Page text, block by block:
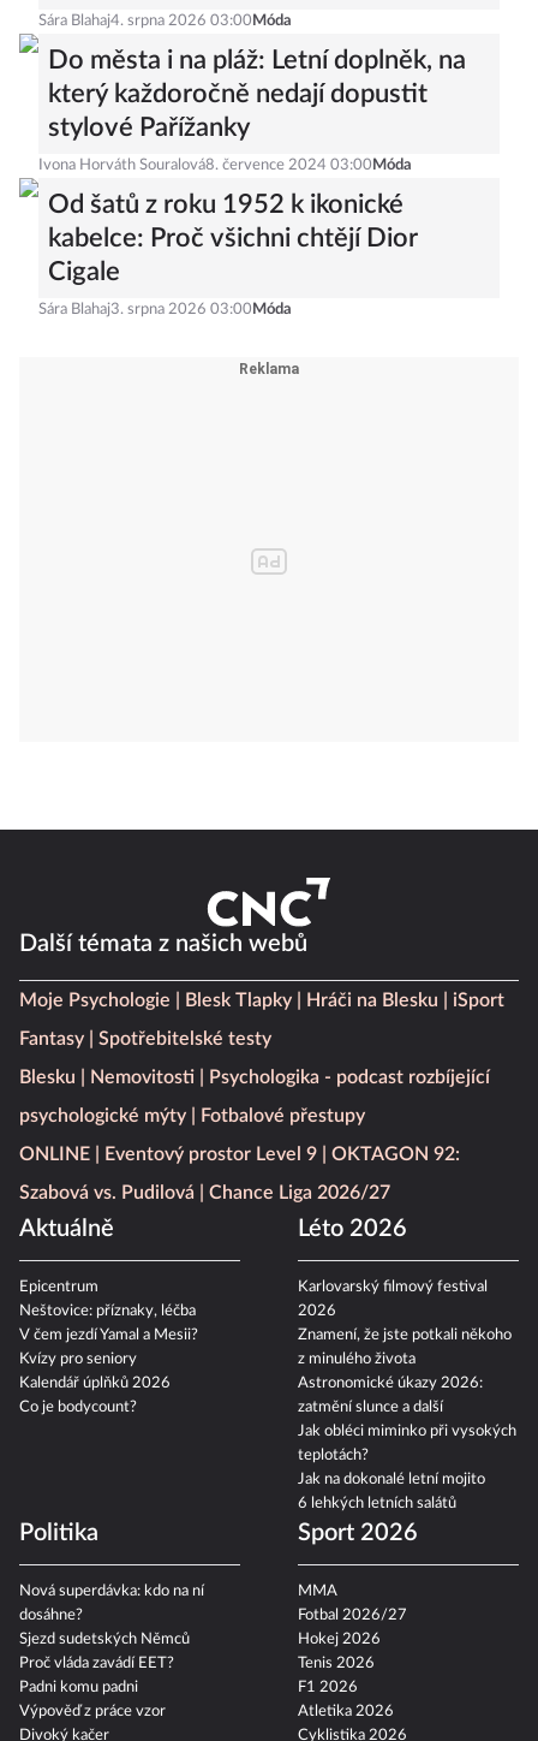
Sára Blahaj4. srpna 2026 03:00 Móda
Do města i na pláž: Letní doplněk, na
který každoročně nedají dopustit
stylové Pařížanky
Ivona Horváth Souralová8. července 2024 03:00 Móda
Od šatů z roku 1952 k ikonické
kabelce: Proč všichni chtějí Dior
Cigale
Sára Blahaj3. srpna 2026 03:00 Móda
Další témata z našich webů
Moje Psychologie Blesk Tlapky Hráči na Blesku
iSport
Fantasy
Spotřebitelské testy
Blesku
Nemovitosti
Psychologika - podcast rozbíjející
psychologické mýty
Fotbalové přestupy
ONLINE
Eventový prostor Level 9
OKTAGON 92:
Szabová vs. Pudilová
Chance Liga 2026/27
Aktuálně
Epicentrum
Neštovice: příznaky, léčba
V čem jezdí Yamal a Mesii?
Kvízy pro seniory
Kalendář úplňků 2026
Co je bodycount?
Léto 2026
Karlovarský filmový festival
2026
Znamení, že jste potkali někoho
z minulého života
Astronomické úkazy 2026:
zatmění slunce a další
Jak obléci miminko při vysokých
teplotách?
Jak na dokonalé letní mojito
6 lehkých letních salátů
Politika
Nová superdávka: kdo na ní
dosáhne?
Sjezd sudetských Němců
Proč vláda zavádí EET?
Padni komu padni
Výpověď z práce vzor
Divoký kačer
Sport 2026
MMA
Fotbal 2026/27
Hokej 2026
Tenis 2026
F1 2026
Atletika 2026
Cyklistika 2026